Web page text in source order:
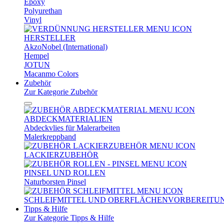
Epoxy
Polyurethan
Vinyl
HERSTELLER
AkzoNobel (International)
Hempel
JOTUN
Macanmo Colors
Zubehör
Zur Kategorie Zubehör
ABDECKMATERIALIEN
Abdeckvlies für Malerarbeiten
Malerkreppband
LACKIERZUBEHÖR
PINSEL UND ROLLEN
Naturborsten Pinsel
SCHLEIFMITTEL UND
Tipps & Hilfe
Zur Kategorie Tipps & Hilfe